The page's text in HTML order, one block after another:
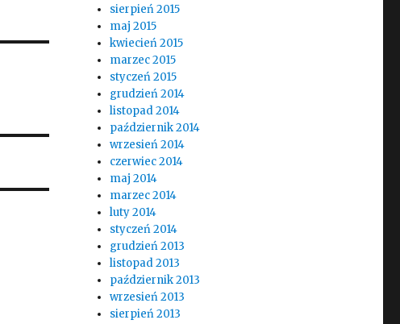
sierpień 2015
maj 2015
kwiecień 2015
marzec 2015
styczeń 2015
grudzień 2014
listopad 2014
październik 2014
wrzesień 2014
czerwiec 2014
maj 2014
marzec 2014
luty 2014
styczeń 2014
grudzień 2013
listopad 2013
październik 2013
wrzesień 2013
sierpień 2013